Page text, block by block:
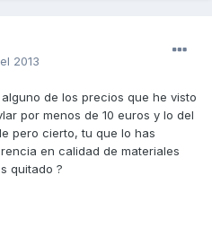
2013
de los precios que he visto
por menos de 10 euros y lo del
pero cierto, tu que lo has
en calidad de materiales
quitado ?